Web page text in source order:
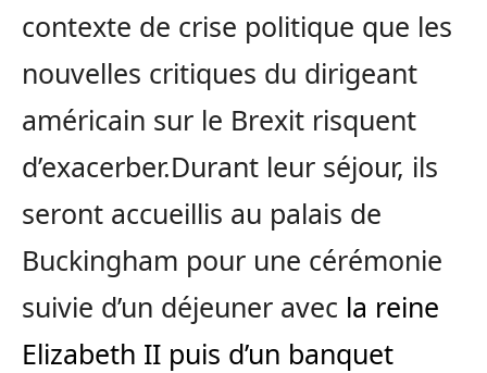
contexte de crise politique que les
nouvelles critiques du dirigeant
américain sur le Brexit risquent
d’exacerber.Durant leur séjour, ils
seront accueillis au palais de
Buckingham pour une cérémonie
suivie d’un déjeuner avec la reine
Elizabeth II puis d’un banquet